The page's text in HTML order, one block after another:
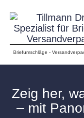
Briefumschläge -
Zeig her,
– mit